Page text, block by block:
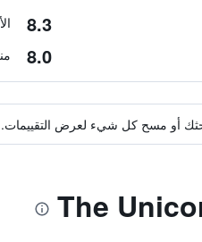
8.3
8.0
بحثك أو مسح كل شيء لعرض التقييمات.